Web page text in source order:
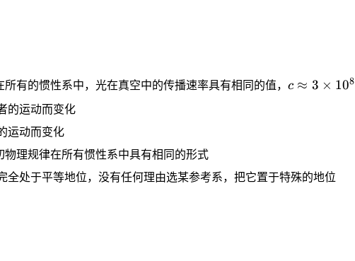
所有的惯性系中，光在真空中的传播速率具有相同的值， c ≈ 3 × 108
的运动而变化
运动而变化
物理规律在所有惯性系中具有相同的形式
全处于平等地位，没有任何理由选某参考系，把它置于特殊的地位